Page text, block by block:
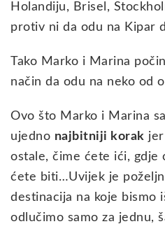
Holandiju, Brisel,
protiv ni da odu na Kipar
Tako Marko i Marina
način da odu na neko od
Ovo što Marko i Marina
ujedno najbitniji korak
ostale, čime ćete ići, gdje
ćete biti…Uvijek je
destinacija na koje bismo
odlučimo samo za jednu,